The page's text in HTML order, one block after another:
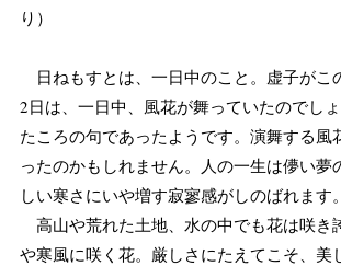
り）
日ねもすとは、一日中のこと。虚子がこ
2日は、一日中、風花が舞っていたのでし
たころの句であったようです。演舞する風
ったのかもしれません。人の一生は儚い夢
しい寒さにいや増す寂寥感がしのばれます。
高山や荒れた土地、水の中でも花は咲き
や寒風に咲く花。厳しさにたえてこそ、美